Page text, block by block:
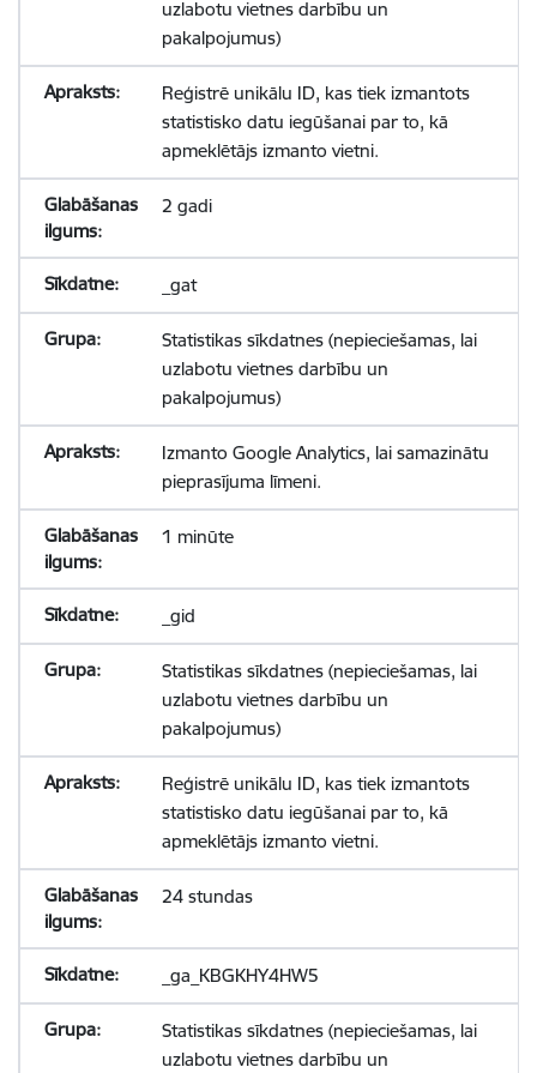
uzlabotu vietnes darbību un
pakalpojumus)
Reģistrē unikālu ID, kas tiek izmantots
statistisko datu iegūšanai par to, kā
apmeklētājs izmanto vietni.
2 gadi
_gat
Statistikas sīkdatnes (nepieciešamas, lai
uzlabotu vietnes darbību un
pakalpojumus)
Izmanto Google Analytics, lai samazinātu
pieprasījuma līmeni.
1 minūte
_gid
Statistikas sīkdatnes (nepieciešamas, lai
uzlabotu vietnes darbību un
pakalpojumus)
Reģistrē unikālu ID, kas tiek izmantots
statistisko datu iegūšanai par to, kā
apmeklētājs izmanto vietni.
24 stundas
_ga_KBGKHY4HW5
Statistikas sīkdatnes (nepieciešamas, lai
uzlabotu vietnes darbību un